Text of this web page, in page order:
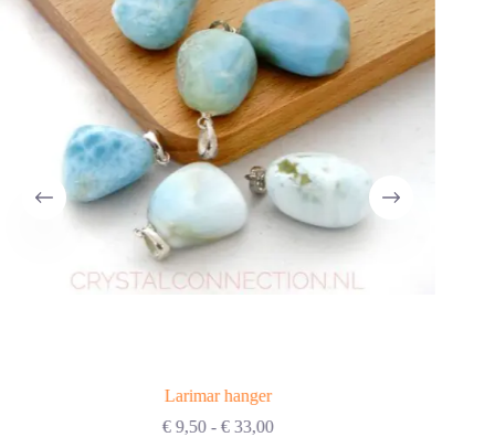
Larimar hanger
€9,50 - €33,00Prijsklasse: